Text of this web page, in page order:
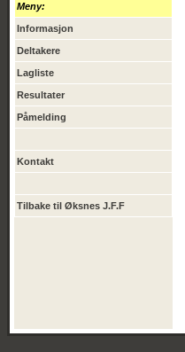
Meny:
Informasjon
Deltakere
Lagliste
Resultater
Påmelding
Kontakt
Tilbake til Øksnes J.F.F